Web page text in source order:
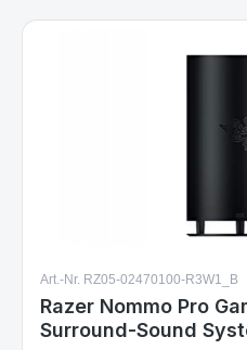
Art.-Nr. RZ05-02470100-R3W1_B
Razer Nommo Pro
Surround-Sound